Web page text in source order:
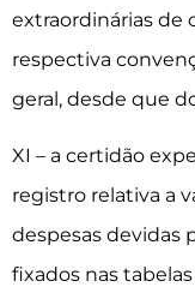
extraordinárias de
respectiva
geral, desde que
XI – a certidão
registro relativa a
despesas devidas
fixados nas